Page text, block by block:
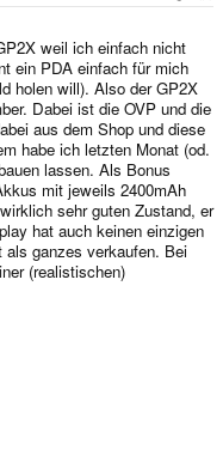
weil ich einfach nicht
ein PDA einfach für mich
holen will). Also der GP2X
Dabei ist die OVP und die
aus dem Shop und diese
habe ich letzten Monat (od.
lassen. Als Bonus
mit jeweils 2400mAh
sehr guten Zustand, er
hat auch keinen einzigen
ganzes verkaufen. Bei
(realistischen)